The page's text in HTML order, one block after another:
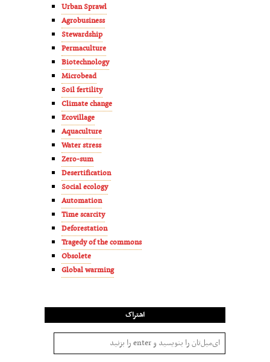
Urban Sprawl
Agrobusiness
Stewardship
Permaculture
Biotechnology
Microbead
Soil fertility
Climate change
Ecovillage
Aquaculture
Water stress
Zero-sum
Desertification
Social ecology
Automation
Time scarcity
Deforestation
Tragedy of the commons
Obsolete
Global warming
اشتراک